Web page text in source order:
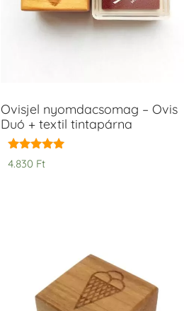
Ovisjel nyomdacsomag – Ovis
Duó + textil tintapárna
Értékelés:
5.00
4.830 Ft